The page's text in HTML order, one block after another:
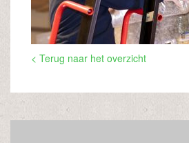
< Terug naar het overzicht